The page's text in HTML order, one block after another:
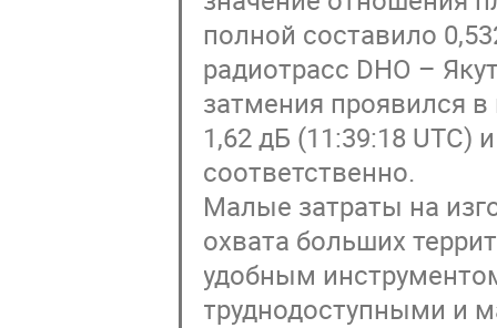
полной составило
радиотрасс DHO –
затмения проявился
1,62 дБ (11:39:18 UTC)
соответственно.
Малые затраты на
охвата больших
удобным
труднодоступными и